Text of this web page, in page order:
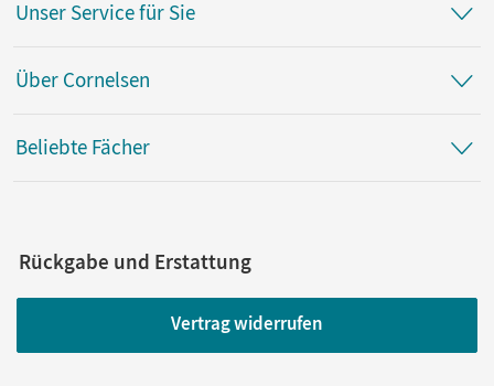
Unser Service für Sie
Über Cornelsen
Beliebte Fächer
Rückgabe und Erstattung
Vertrag widerrufen